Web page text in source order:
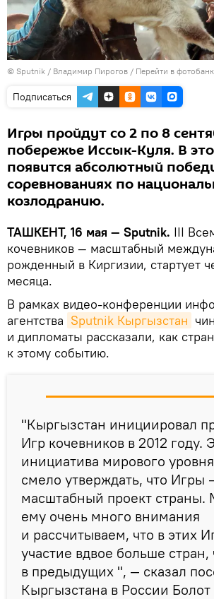
© Sputnik / Владимир Пирогов / Перейти в фотобанк
Подписаться
Игры пройдут со 2 по 8
побережье Иссык-Куля. В
появится абсолютный
соревнованиях по
козлодранию.
ТАШКЕНТ, 16 мая — Sputnik. III
кочевников — масштабный
рожденный в Киргизии, стартует
месяца.
В рамках видео-конференции
агентства Sputnik Кыргызстан
и дипломаты рассказали, как
к этому событию.
"Кыргызстан инициировал
Игр кочевников в 2012 году.
инициатива мирового
смело утверждать, что Игры
масштабный проект страны.
ему очень много внимания
и рассчитываем, что в этих
участие вдвое больше стран,
в предыдущих ", — сказал
Кыргызстана в России Болот